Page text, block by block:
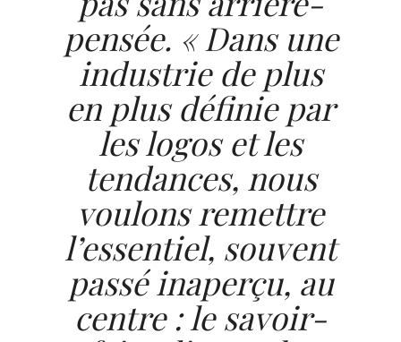
pensée. « Dans une
industrie de plus
en plus définie par
les logos et les
tendances, nous
voulons remettre
l’essentiel, souvent
passé inaperçu, au
centre : le savoir-